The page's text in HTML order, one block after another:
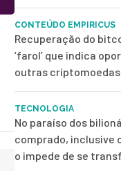
CONTEÚDO EMPIRICUS
Recuperação do
‘farol’ que indica
outras
TECNOLOGIA
No paraíso dos
comprado, inclusive
o impede de se